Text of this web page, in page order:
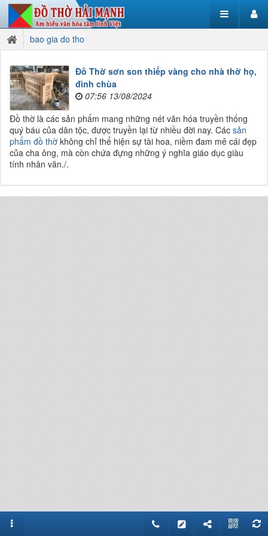
bao gia do tho
Đồ Thờ sơn son thiếp vàng cho nhà thờ họ,
đình chùa
07:56 13/08/2024
Đồ thờ là các sản phẩm mang những nét văn hóa truyền thống
quý báu của dân tộc, được truyền lại từ nhiều đời nay. Các sản
phẩm đồ thờ không chỉ thể hiện sự tài hoa, niềm đam mê cái đẹp
của cha ông, mà còn chứa đựng những ý nghĩa giáo dục giàu
tính nhân văn./.